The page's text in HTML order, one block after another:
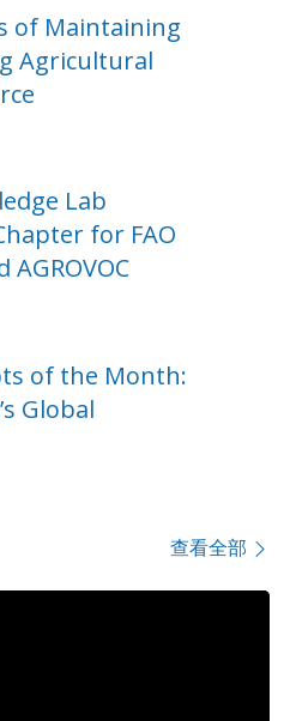
of Maintaining
Agricultural
Lab
for FAO
AGROVOC
of the Month:
Global
查看全部